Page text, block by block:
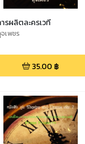
รผลิตละครเวที
เพชร
35.00 ฿